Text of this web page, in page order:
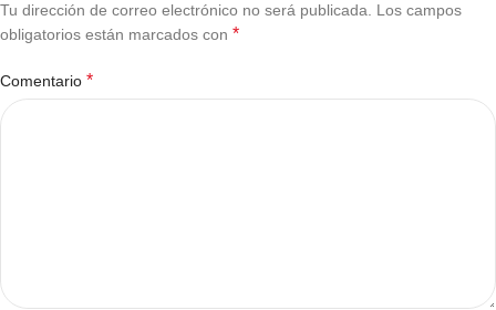
Tu dirección de correo electrónico no será publicada.
Los campos
obligatorios están marcados con *
Comentario *